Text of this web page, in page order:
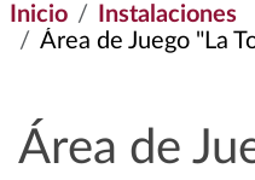
Inicio
Instalaciones
Área de Juego "La
Área de